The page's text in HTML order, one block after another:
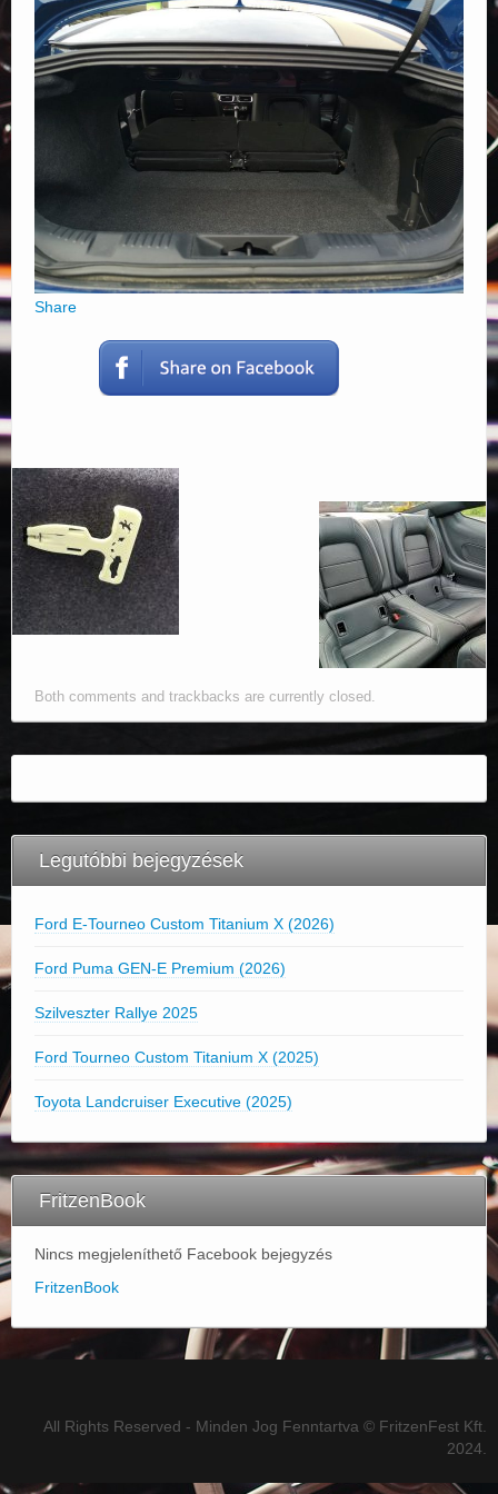
Elérhetőségek
Share
Both comments and trackbacks are currently closed.
Legutóbbi bejegyzések
Ford E-Tourneo Custom Titanium X (2026)
Ford Puma GEN-E Premium (2026)
Szilveszter Rallye 2025
Ford Tourneo Custom Titanium X (2025)
Toyota Landcruiser Executive (2025)
FritzenBook
Nincs megjeleníthető Facebook bejegyzés
FritzenBook
All Rights Reserved - Minden Jog Fenntartva © FritzenFest Kft.
2024.